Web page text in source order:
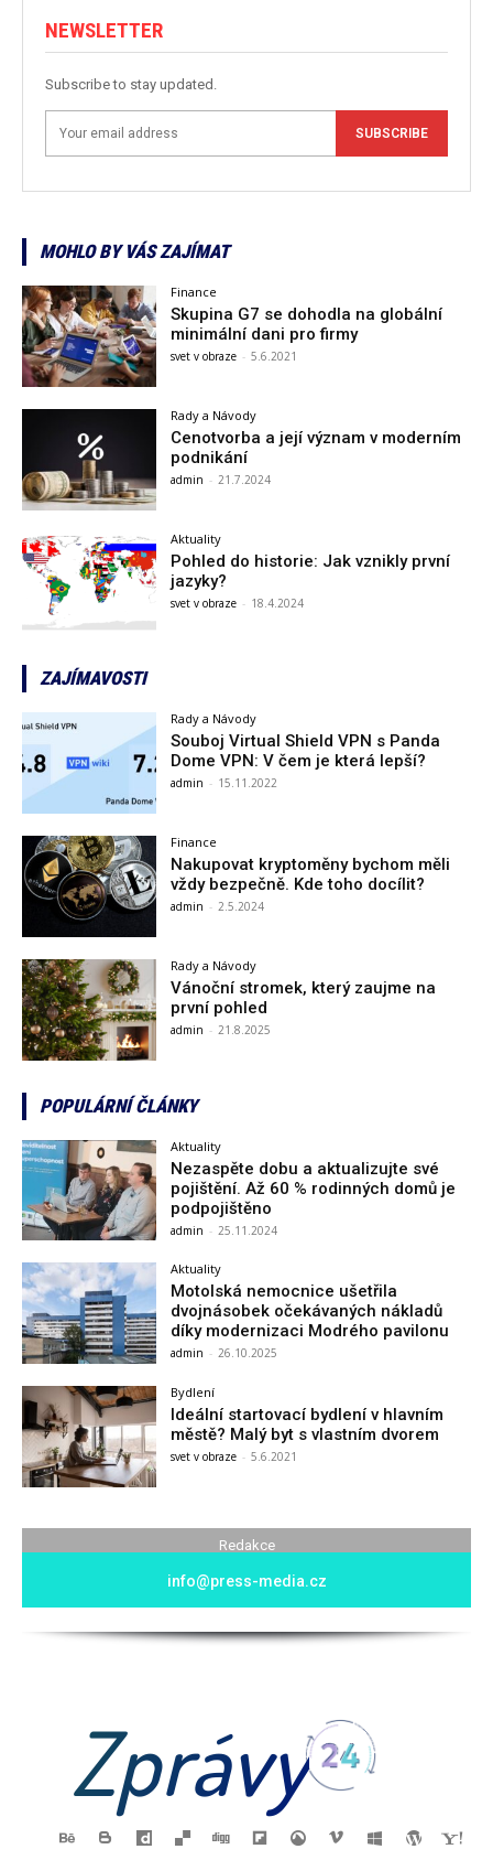
NEWSLETTER
Subscribe to stay updated.
SUBSCRIBE
MOHLO BY VÁS ZAJÍMAT
Finance
Skupina G7 se dohodla na globální
minimální dani pro firmy
svet v obraze - 5.6.2021
Rady a Návody
Cenotvorba a její význam v moderním
podnikání
admin - 21.7.2024
Aktuality
Pohled do historie: Jak vznikly první
jazyky?
svet v obraze - 18.4.2024
ZAJÍMAVOSTI
Rady a Návody
Souboj Virtual Shield VPN s Panda
Dome VPN: V čem je která lepší?
admin - 15.11.2022
Finance
Nakupovat kryptoměny bychom měli
vždy bezpečně. Kde toho docílit?
admin - 2.5.2024
Rady a Návody
Vánoční stromek, který zaujme na
první pohled
admin - 21.8.2025
POPULÁRNÍ ČLÁNKY
Aktuality
Nezaspěte dobu a aktualizujte své
pojištění. Až 60 % rodinných domů je
podpojištěno
admin - 25.11.2024
Aktuality
Motolská nemocnice ušetřila
dvojnásobek očekávaných nákladů
díky modernizaci Modrého pavilonu
admin - 26.10.2025
Bydlení
Ideální startovací bydlení v hlavním
městě? Malý byt s vlastním dvorem
svet v obraze - 5.6.2021
Redakce
info@press-media.cz
Zprávy